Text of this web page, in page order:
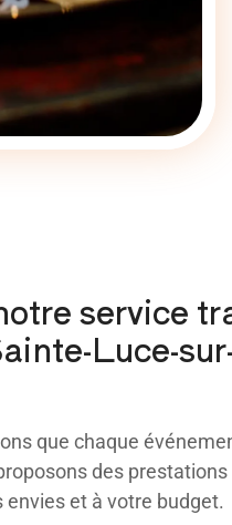
service
Luce-
que chaque
des prestations
et à votre budget.